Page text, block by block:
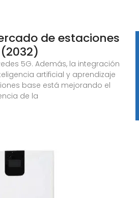
de estaciones
5G. Además, la integración
artificial y aprendizaje
base está mejorando el
de la